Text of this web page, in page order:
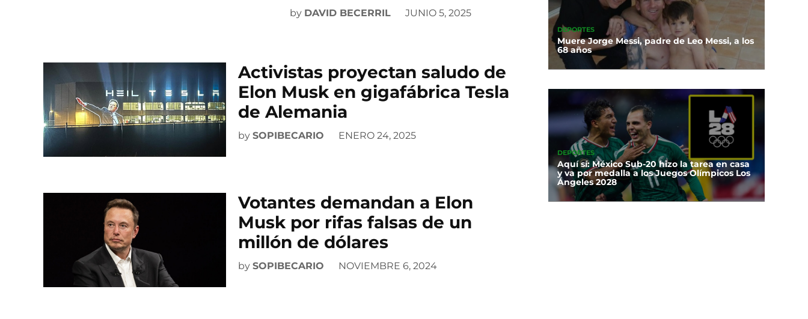
by DAVID BECERRIL JUNIO 5, 2025
Activistas proyectan saludo de
Elon Musk en gigafábrica Tesla
de Alemania
by SOPIBECARIO ENERO 24, 2025
Votantes demandan a Elon
Musk por rifas falsas de un
millón de dólares
by SOPIBECARIO NOVIEMBRE 6, 2024
DEPORTES
Muere Jorge Messi, padre de Leo Messi, a los
68 años
DEPORTES
Aquí sí: México Sub-20 hizo la tarea en casa
y va por medalla a los Juegos Olímpicos Los
Ángeles 2028